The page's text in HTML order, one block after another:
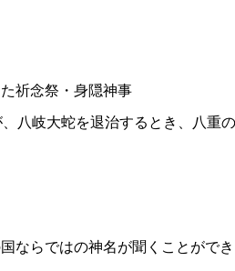
祈念祭・身隠神事
八岐大蛇を退治するとき、八重
ならではの神名が聞くことがで